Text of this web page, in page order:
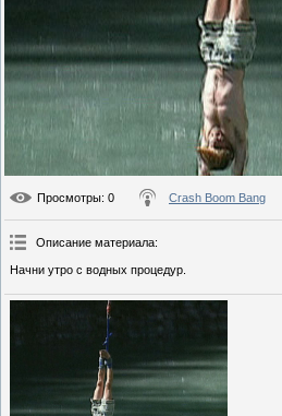
Просмотры: 0 Crash Boom Bang
Описание материала:
Начни утро с водных процедур.